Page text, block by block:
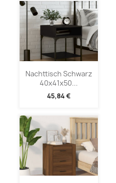
Nachttisch Schwarz
40x41x50...
45,84 €